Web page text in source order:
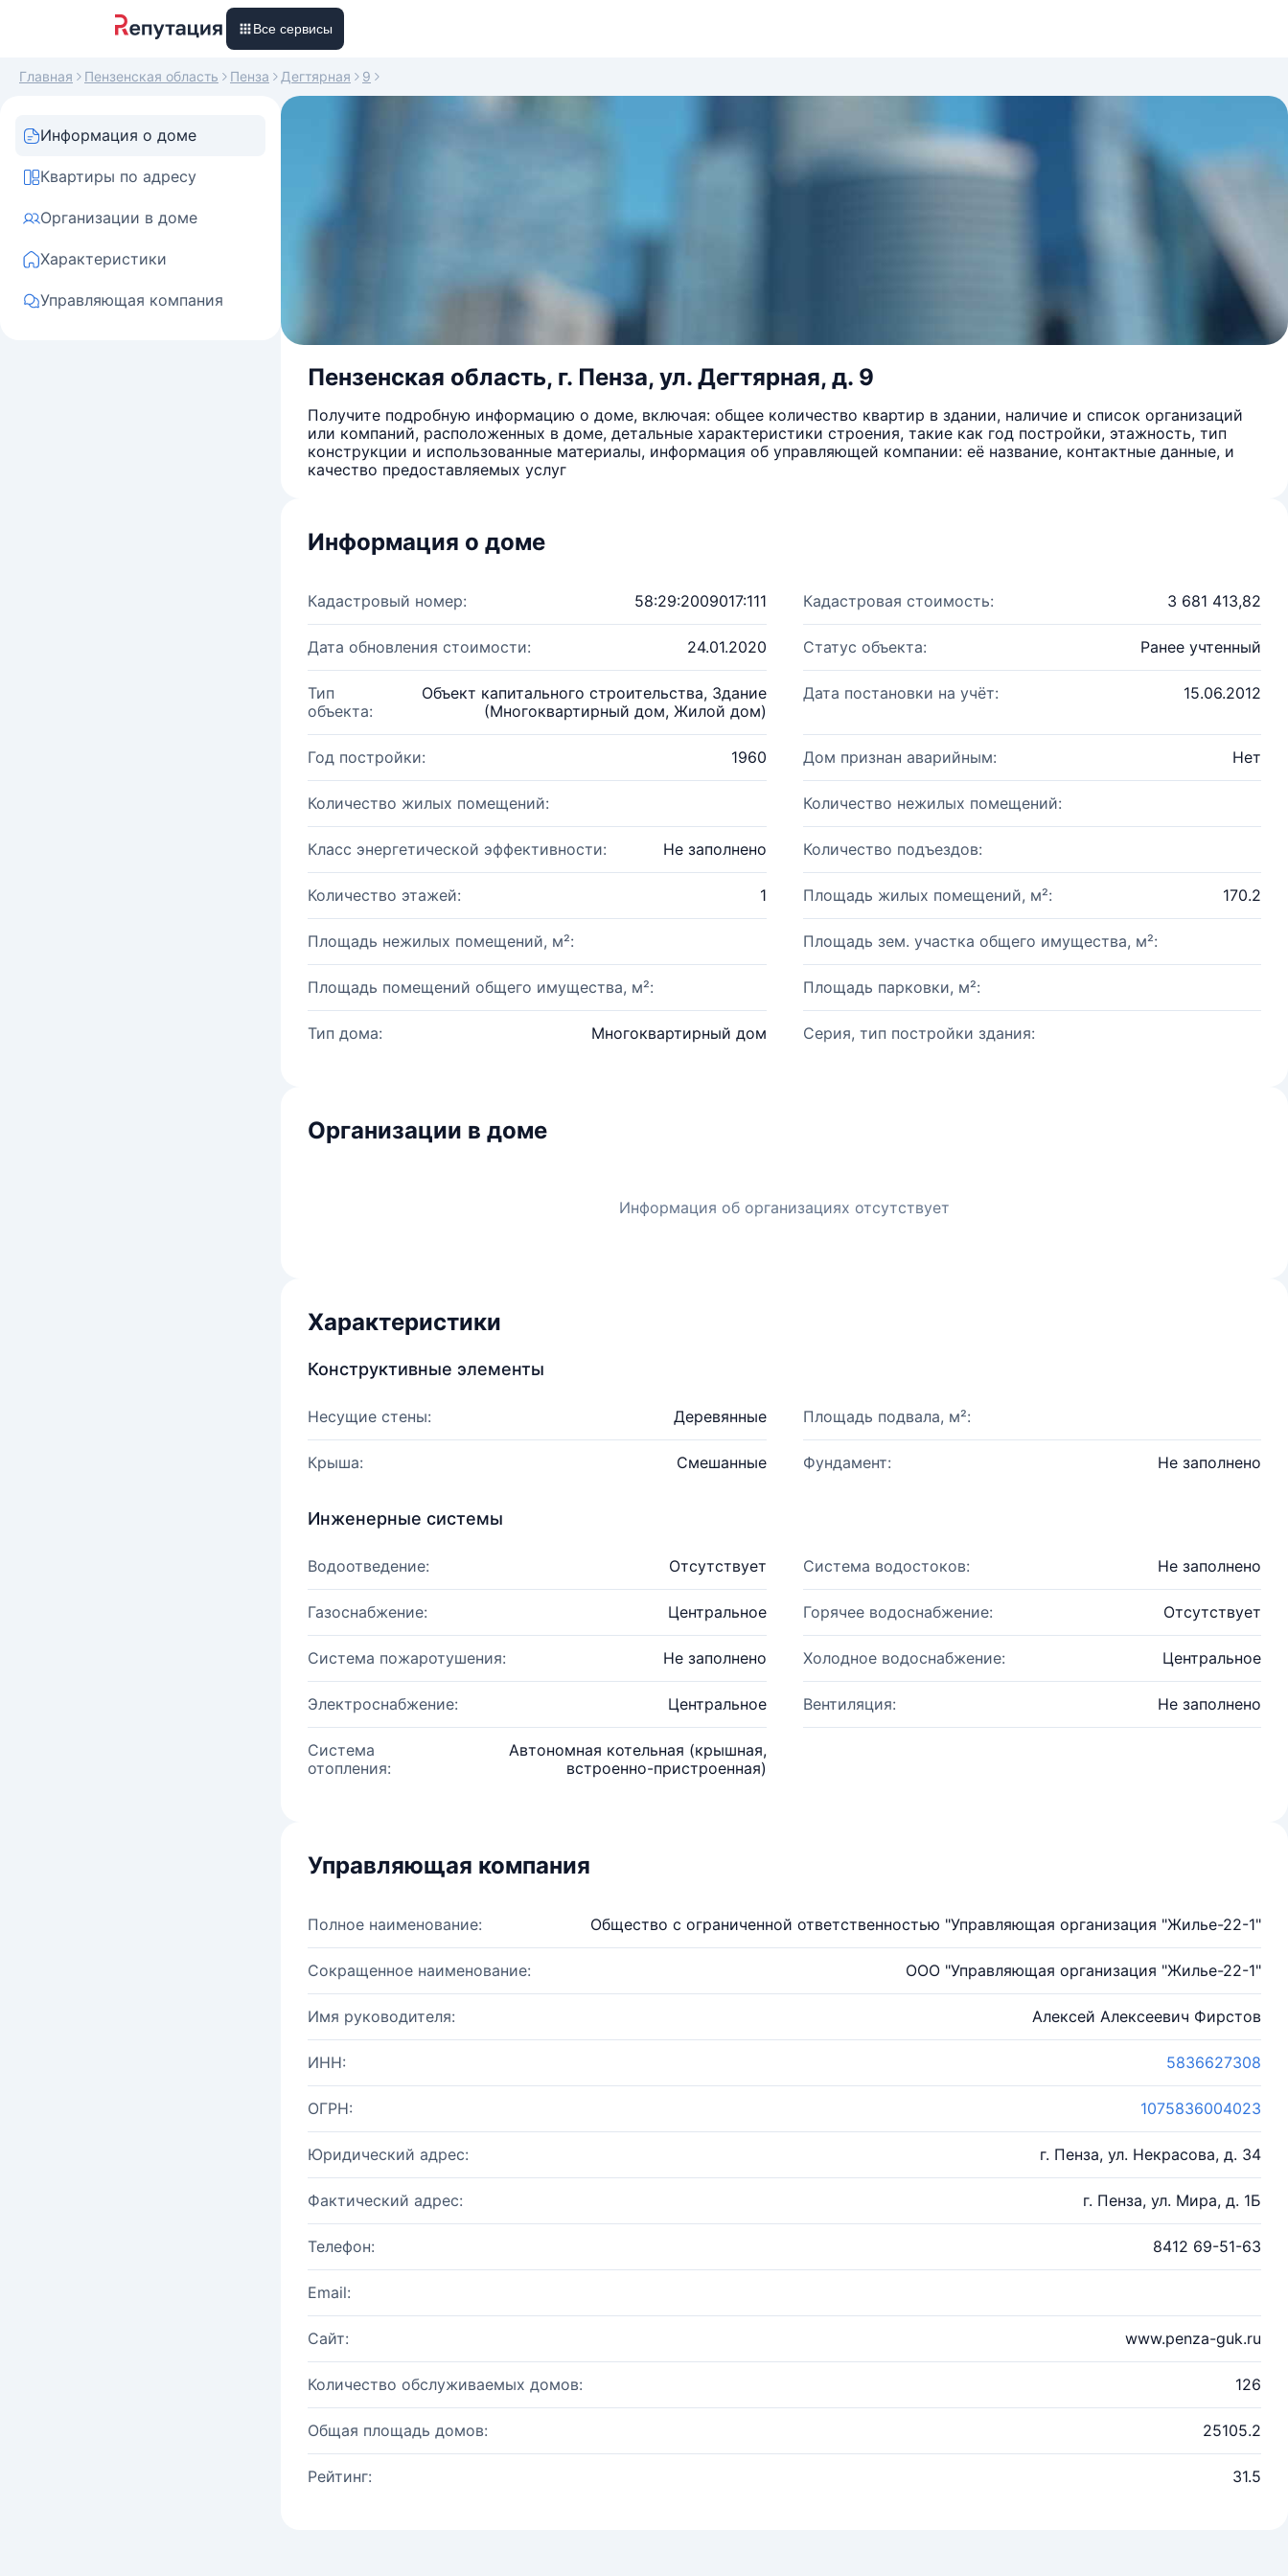
Все сервисы
Главная Пензенская область Пенза Дегтярная 9
Информация о доме
Квартиры по адресу
Организации в доме
Характеристики
Управляющая компания
Пензенская область, г. Пенза, ул. Дегтярная, д. 9
Получите подробную информацию о доме, включая: общее количество квартир в здании, наличие и список организаций
или компаний, расположенных в доме, детальные характеристики строения, такие как год постройки, этажность, тип
конструкции и использованные материалы, информация об управляющей компании: её название, контактные данные, и
качество предоставляемых услуг
Информация о доме
Кадастровый номер: 58:29:2009017:111 Кадастровая стоимость: 3 681 413,82
Дата обновления стоимости: 24.01.2020 Статус объекта: Ранее учтенный
Тип
объекта:
Объект капитального строительства, Здание
(Многоквартирный дом, Жилой дом)
Дата постановки на учёт: 15.06.2012
Год постройки: 1960 Дом признан аварийным: Нет
Количество жилых помещений: Количество нежилых помещений:
Класс энергетической эффективности: Не заполнено Количество подъездов:
Количество этажей: 1 Площадь жилых помещений, м²: 170.2
Площадь нежилых помещений, м²: Площадь зем. участка общего имущества, м²:
Площадь помещений общего имущества, м²: Площадь парковки, м²:
Тип дома: Многоквартирный дом Серия, тип постройки здания:
Организации в доме
Информация об организациях отсутствует
Характеристики
Конструктивные элементы
Несущие стены: Деревянные Площадь подвала, м²:
Крыша: Смешанные Фундамент: Не заполнено
Инженерные системы
Водоотведение: Отсутствует Система водостоков: Не заполнено
Газоснабжение: Центральное Горячее водоснабжение: Отсутствует
Система пожаротушения: Не заполнено Холодное водоснабжение: Центральное
Электроснабжение: Центральное Вентиляция: Не заполнено
Система
отопления:
Автономная котельная (крышная,
встроенно-пристроенная)
Управляющая компания
Полное наименование: Общество с ограниченной ответственностью "Управляющая организация "Жилье-22-1"
Сокращенное наименование: ООО "Управляющая организация "Жилье-22-1"
Имя руководителя: Алексей Алексеевич Фирстов
ИНН: 5836627308
ОГРН: 1075836004023
Юридический адрес: г. Пенза, ул. Некрасова, д. 34
Фактический адрес: г. Пенза, ул. Мира, д. 1Б
Телефон: 8412 69-51-63
Email:
Сайт: www.penza-guk.ru
Количество обслуживаемых домов: 126
Общая площадь домов: 25105.2
Рейтинг: 31.5